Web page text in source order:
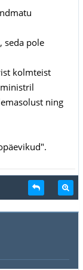
seda pole
kolmteist
ning